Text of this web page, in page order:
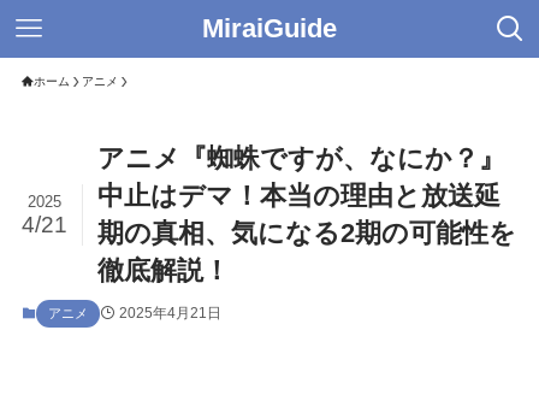
MiraiGuide
ホーム アニメ
アニメ『蜘蛛ですが、なにか？』
中止はデマ！本当の理由と放送延
期の真相、気になる2期の可能性を
徹底解説！
2025
4/21
アニメ 2025年4月21日